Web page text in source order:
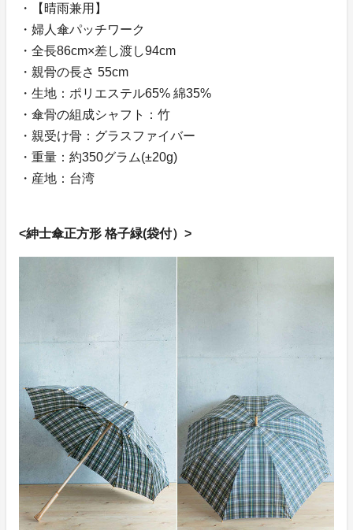
・【晴雨兼用】
・婦人傘パッチワーク
・全長86cm×差し渡し94cm
・親骨の長さ 55cm
・生地：ポリエステル65% 綿35%
・傘骨の組成シャフト：竹
・親受け骨：グラスファイバー
・重量：約350グラム(±20g)
・産地：台湾
<紳士傘正方形 格子緑(袋付）>